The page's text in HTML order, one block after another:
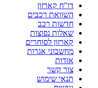
דו"ח קארזון
השוואת רכבים
חדשות רכב
שאלות נפוצות
קארזון לסוחרים
מחשבוני אגרות
אודות
צור קשר
תנאי שימוש